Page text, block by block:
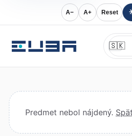
A− A+ Reset
🇸🇰
Predmet nebol nájdený.